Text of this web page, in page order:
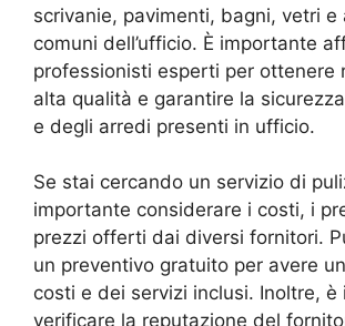
scrivanie, pavimenti, bagni, vetri e
comuni dell’ufficio. È importante
professionisti esperti per ottenere
alta qualità e garantire la
e degli arredi presenti in ufficio.
Se stai cercando un servizio di
importante considerare i costi, i
prezzi offerti dai diversi fornitori.
un preventivo gratuito per avere
costi e dei servizi inclusi. Inoltre, è
verificare la reputazione del